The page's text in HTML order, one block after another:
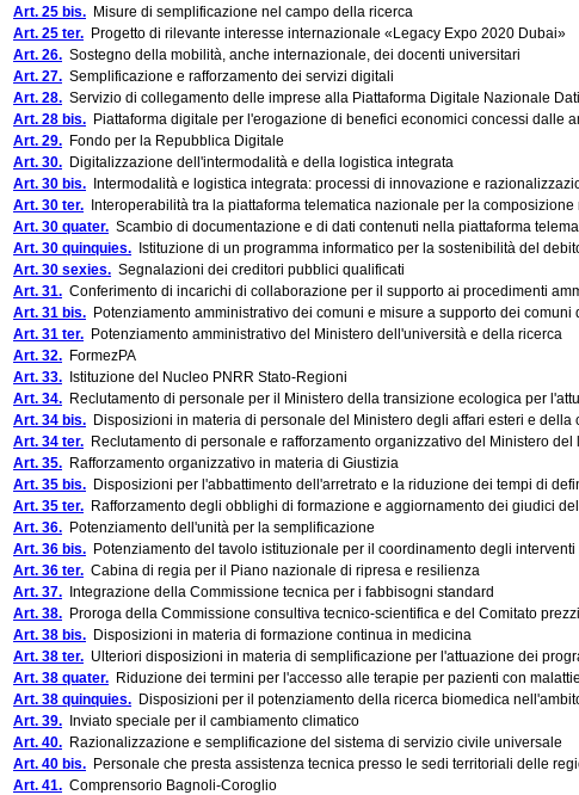
Art. 25 bis. Misure di semplificazione nel campo della ricerca
Art. 25 ter. Progetto di rilevante interesse internazionale «Legacy Expo 2020 Dubai»
Art. 26. Sostegno della mobilità, anche internazionale, dei docenti universitari
Art. 27. Semplificazione e rafforzamento dei servizi digitali
Art. 28. Servizio di collegamento delle imprese alla Piattaforma Digitale Nazionale Dati
Art. 28 bis. Piattaforma digitale per l'erogazione di benefici economici concessi dalle
Art. 29. Fondo per la Repubblica Digitale
Art. 30. Digitalizzazione dell'intermodalità e della logistica integrata
Art. 30 bis. Intermodalità e logistica integrata: processi di innovazione e
Art. 30 ter. Interoperabilità tra la piattaforma telematica nazionale per la
Art. 30 quater. Scambio di documentazione e di dati contenuti nella piattaforma
Art. 30 quinquies. Istituzione di un programma informatico per la sostenibilità del
Art. 30 sexies. Segnalazioni dei creditori pubblici qualificati
Art. 31. Conferimento di incarichi di collaborazione per il supporto ai procedimenti
Art. 31 bis. Potenziamento amministrativo dei comuni e misure a supporto dei comuni
Art. 31 ter. Potenziamento amministrativo del Ministero dell'università e della ricerca
Art. 32. FormezPA
Art. 33. Istituzione del Nucleo PNRR Stato-Regioni
Art. 34. Reclutamento di personale per il Ministero della transizione ecologica per
Art. 34 bis. Disposizioni in materia di personale del Ministero degli affari esteri e
Art. 34 ter. Reclutamento di personale e rafforzamento organizzativo del Ministero
Art. 35. Rafforzamento organizzativo in materia di Giustizia
Art. 35 bis. Disposizioni per l'abbattimento dell'arretrato e la riduzione dei tempi di
Art. 35 ter. Rafforzamento degli obblighi di formazione e aggiornamento dei giudici
Art. 36. Potenziamento dell'unità per la semplificazione
Art. 36 bis. Potenziamento del tavolo istituzionale per il coordinamento degli
Art. 36 ter. Cabina di regia per il Piano nazionale di ripresa e resilienza
Art. 37. Integrazione della Commissione tecnica per i fabbisogni standard
Art. 38. Proroga della Commissione consultiva tecnico-scientifica e del Comitato
Art. 38 bis. Disposizioni in materia di formazione continua in medicina
Art. 38 ter. Ulteriori disposizioni in materia di semplificazione per l'attuazione dei
Art. 38 quater. Riduzione dei termini per l'accesso alle terapie per pazienti con
Art. 38 quinquies. Disposizioni per il potenziamento della ricerca biomedica
Art. 39. Inviato speciale per il cambiamento climatico
Art. 40. Razionalizzazione e semplificazione del sistema di servizio civile universale
Art. 40 bis. Personale che presta assistenza tecnica presso le sedi territoriali delle
Art. 41. Comprensorio Bagnoli-Coroglio